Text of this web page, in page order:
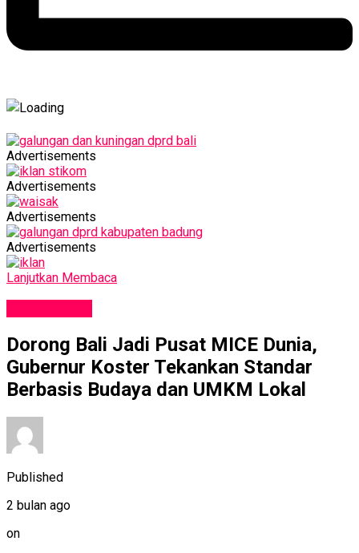
Advertisements
Advertisements
Advertisements
Advertisements
Lanjutkan Membaca
Dorong Bali Jadi Pusat MICE Dunia,
Gubernur Koster Tekankan Standar
Berbasis Budaya dan UMKM Lokal
Published
2 bulan ago
on